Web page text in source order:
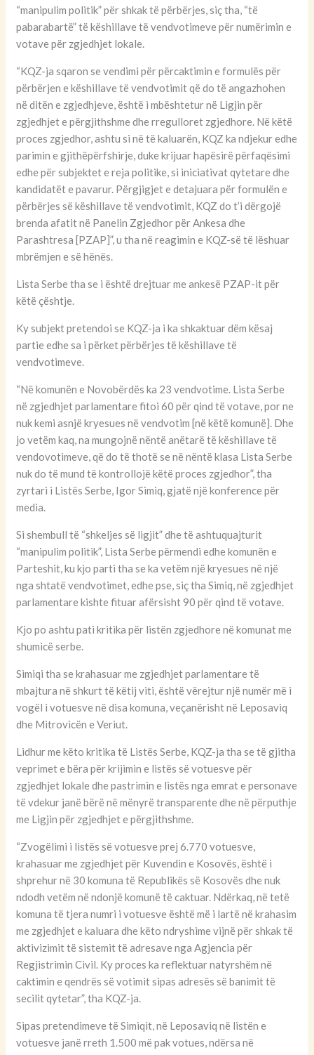
“manipulim politik” për shkak të përbërjes, siç tha, “të
pabarabartë” të këshillave të vendvotimeve për numërimin e
votave për zgjedhjet lokale.
“KQZ-ja sqaron se vendimi për përcaktimin e formulës për
përbërjen e këshillave të vendvotimit që do të angazhohen
në ditën e zgjedhjeve, është i mbështetur në Ligjin për
zgjedhjet e përgjithshme dhe rregulloret zgjedhore. Në këtë
proces zgjedhor, ashtu si në të kaluarën, KQZ ka ndjekur edhe
parimin e gjithëpërfshirje, duke krijuar hapësirë përfaqësimi
edhe për subjektet e reja politike, si iniciativat qytetare dhe
kandidatët e pavarur. Përgjigjet e detajuara për formulën e
përbërjes së këshillave të vendvotimit, KQZ do t’i dërgojë
brenda afatit në Panelin Zgjedhor për Ankesa dhe
Parashtresa [PZAP]”, u tha në reagimin e KQZ-së të lëshuar
mbrëmjen e së hënës.
Lista Serbe tha se i është drejtuar me ankesë PZAP-it për
këtë çështje.
Ky subjekt pretendoi se KQZ-ja i ka shkaktuar dëm kësaj
partie edhe sa i përket përbërjes të këshillave të
vendvotimeve.
“Në komunën e Novobërdës ka 23 vendvotime. Lista Serbe
në zgjedhjet parlamentare fitoi 60 për qind të votave, por ne
nuk kemi asnjë kryesues në vendvotim [në këtë komunë]. Dhe
jo vetëm kaq, na mungojnë nëntë anëtarë të këshillave të
vendovotimeve, që do të thotë se në nëntë klasa Lista Serbe
nuk do të mund të kontrollojë këtë proces zgjedhor”, tha
zyrtari i Listës Serbe, Igor Simiq, gjatë një konference për
media.
Si shembull të “shkeljes së ligjit” dhe të ashtuquajturit
“manipulim politik”, Lista Serbe përmendi edhe komunën e
Parteshit, ku kjo parti tha se ka vetëm një kryesues në një
nga shtatë vendvotimet, edhe pse, siç tha Simiq, në zgjedhjet
parlamentare kishte fituar afërsisht 90 për qind të votave.
Kjo po ashtu pati kritika për listën zgjedhore në komunat me
shumicë serbe.
Simiqi tha se krahasuar me zgjedhjet parlamentare të
mbajtura në shkurt të këtij viti, është vërejtur një numër më i
vogël i votuesve në disa komuna, veçanërisht në Leposaviq
dhe Mitrovicën e Veriut.
Lidhur me këto kritika të Listës Serbe, KQZ-ja tha se të gjitha
veprimet e bëra për krijimin e listës së votuesve për
zgjedhjet lokale dhe pastrimin e listës nga emrat e personave
të vdekur janë bërë në mënyrë transparente dhe në përputhje
me Ligjin për zgjedhjet e përgjithshme.
“Zvogëlimi i listës së votuesve prej 6.770 votuesve,
krahasuar me zgjedhjet për Kuvendin e Kosovës, është i
shprehur në 30 komuna të Republikës së Kosovës dhe nuk
ndodh vetëm në ndonjë komunë të caktuar. Ndërkaq, në tetë
komuna të tjera numri i votuesve është më i lartë në krahasim
me zgjedhjet e kaluara dhe këto ndryshime vijnë për shkak të
aktivizimit të sistemit të adresave nga Agjencia për
Regjistrimin Civil. Ky proces ka reflektuar natyrshëm në
caktimin e qendrës së votimit sipas adresës së banimit të
secilit qytetar”, tha KQZ-ja.
Sipas pretendimeve të Simiqit, në Leposaviq në listën e
votuesve janë rreth 1.500 më pak votues, ndërsa në